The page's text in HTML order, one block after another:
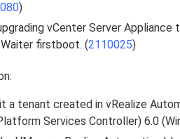
)
vCenter Server
firstboot. (2110025)
a tenant created in vRealize
Services Controller) 6.0